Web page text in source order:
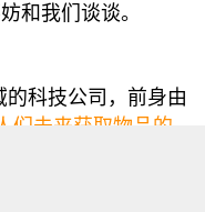
和我们谈谈。
科技公司，前身由
们未来获取物品的